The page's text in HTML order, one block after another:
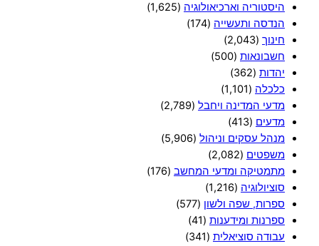
היסטוריה וארכיאולוגיה (1,625)
הנדסה ותעשייה (174)
חינוך (2,043)
חשבונאות (500)
יהדות (362)
כלכלה (1,101)
מדעי המדינה ויחבל (2,789)
מדעים (413)
מנהל עסקים וניהול (5,906)
משפטים (2,082)
מתמטיקה ומדעי המחשב (176)
סוציולוגיה (1,216)
ספרות, שפה ולשון (577)
ספרנות ומידענות (41)
עבודה סוציאלית (341)